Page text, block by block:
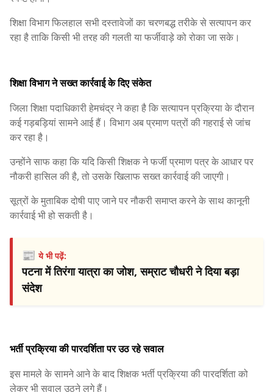
शिक्षा विभाग फिलहाल सभी दस्तावेजों का चरणबद्ध तरीके से सत्यापन कर
रहा है ताकि किसी भी तरह की गलती या फर्जीवाड़े को रोका जा सके।
शिक्षा विभाग ने सख्त कार्रवाई के दिए संकेत
जिला शिक्षा पदाधिकारी हेमचंद्र ने कहा है कि सत्यापन प्रक्रिया के दौरान
कई गड़बड़ियां सामने आई हैं। विभाग अब प्रमाण पत्रों की गहराई से जांच
कर रहा है।
उन्होंने साफ कहा कि यदि किसी शिक्षक ने फर्जी प्रमाण पत्र के आधार पर
नौकरी हासिल की है, तो उसके खिलाफ सख्त कार्रवाई की जाएगी।
सूत्रों के मुताबिक दोषी पाए जाने पर नौकरी समाप्त करने के साथ कानूनी
कार्रवाई भी हो सकती है।
📰ये भी पढ़ें:
पटना में तिरंगा यात्रा का जोश, सम्राट चौधरी ने दिया बड़ा
संदेश
भर्ती प्रक्रिया की पारदर्शिता पर उठ रहे सवाल
इस मामले के सामने आने के बाद शिक्षक भर्ती प्रक्रिया की पारदर्शिता को
लेकर भी सवाल उठने लगे हैं।